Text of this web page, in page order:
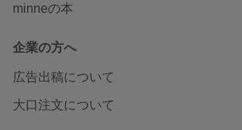
minneの本
企業の方へ
広告出稿について
大口注文について